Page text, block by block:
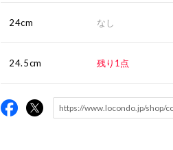
24cm なし
24.5cm 残り1点